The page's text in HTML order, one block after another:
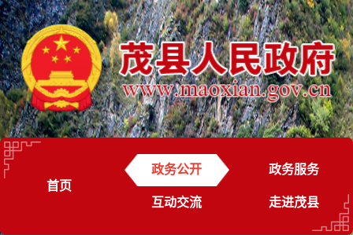
首页
政务公开 政务服务
互动交流 走进茂县